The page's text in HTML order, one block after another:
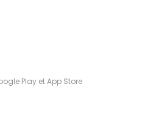
Play et App Store